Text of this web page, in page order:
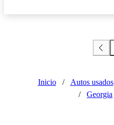
Inicio / Autos usados
/
Georgia